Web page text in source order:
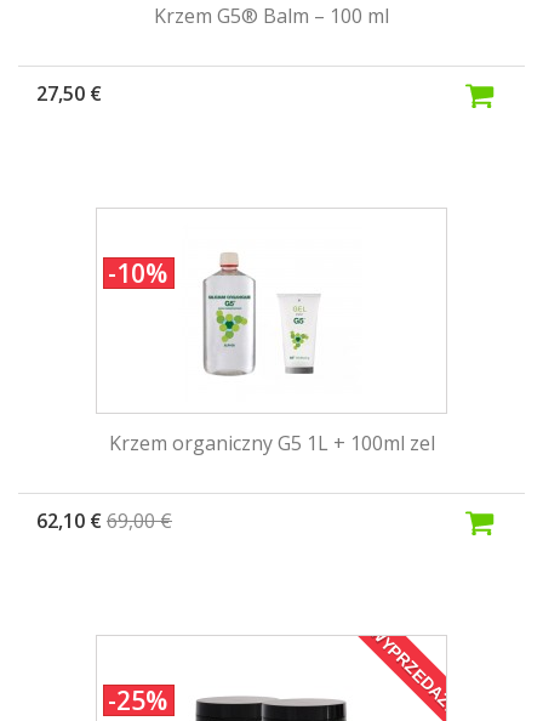
Krzem G5® Balm – 100 ml
27,50 €
-10%
Krzem organiczny G5 1L + 100ml zel
62,10 €69,00 €
-25% WYPRZEDAŻ!